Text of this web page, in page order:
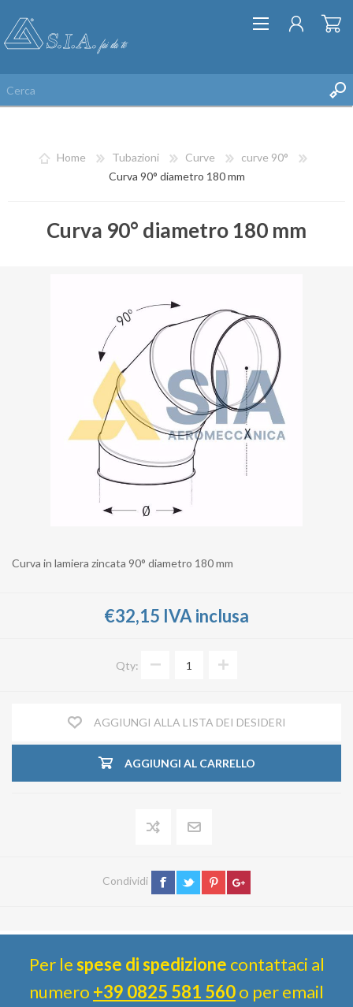
REGISTRATI
Home Tubazioni Curve
curve 90°
Curva 90° diametro 180 mm
Curva 90° diametro 180 mm
Curva in lamiera zincata 90° diametro 180 mm
€32,15 IVA inclusa
Qty:
AGGIUNGI ALLA LISTA DEI DESIDERI
AGGIUNGI AL CARRELLO
Condividi
Per lespese di spedizione contattaci al
numero +39 0825 581 560o per email